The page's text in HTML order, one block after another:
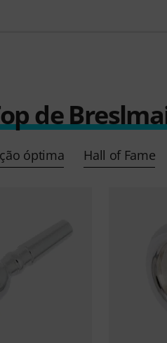
de
óptima Hall of Fame